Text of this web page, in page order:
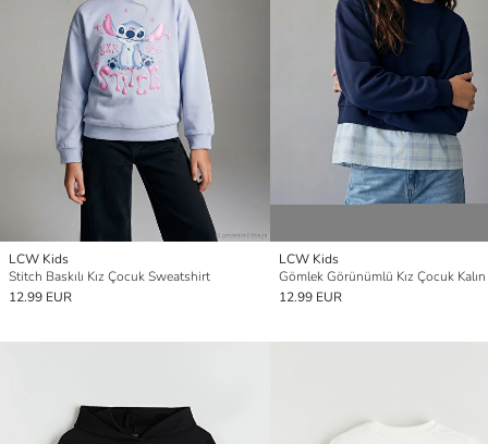
LCW Kids
Stitch Baskılı Kız Çocuk Sweatshirt
12.99 EUR
LCW Kids
12.99 EUR